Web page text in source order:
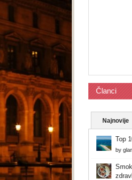
Članci
Najnovije
Top
by